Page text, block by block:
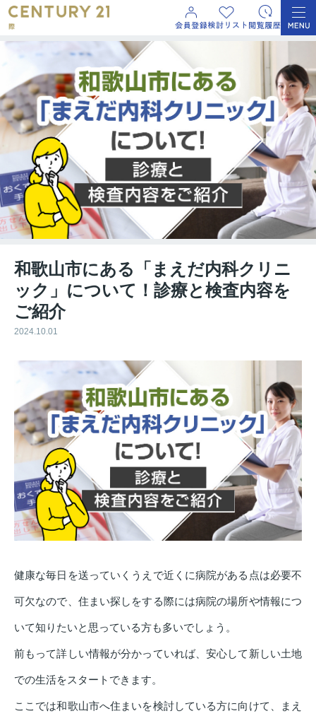
和歌山市にある「まえだ内科クリニ
ック」について！診療と検査内容を
ご紹介
2024.10.01
健康な毎日を送っていくうえで近くに病院がある点は必要不
可欠なので、住まい探しをする際には病院の場所や情報につ
いて知りたいと思っている方も多いでしょう。
前もって詳しい情報が分かっていれば、安心して新しい土地
での生活をスタートできます。
ここでは和歌山市へ住まいを検討している方に向けて、まえ